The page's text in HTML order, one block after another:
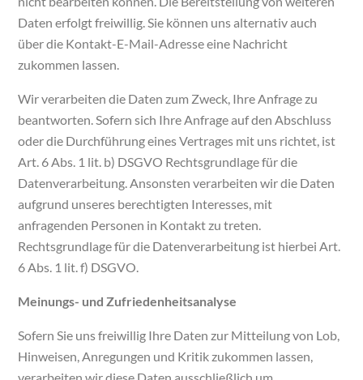
Daten erfolgt freiwillig. Sie können uns alternativ auch
über die Kontakt-E-Mail-Adresse eine Nachricht
zukommen lassen.
Wir verarbeiten die Daten zum Zweck, Ihre Anfrage zu
beantworten. Sofern sich Ihre Anfrage auf den Abschluss
oder die Durchführung eines Vertrages mit uns richtet, ist
Art. 6 Abs. 1 lit. b) DSGVO Rechtsgrundlage für die
Datenverarbeitung. Ansonsten verarbeiten wir die Daten
aufgrund unseres berechtigten Interesses, mit
anfragenden Personen in Kontakt zu treten.
Rechtsgrundlage für die Datenverarbeitung ist hierbei Art.
6 Abs. 1 lit. f) DSGVO.
Meinungs- und Zufriedenheitsanalyse
Sofern Sie uns freiwillig Ihre Daten zur Mitteilung von Lob,
Hinweisen, Anregungen und Kritik zukommen lassen,